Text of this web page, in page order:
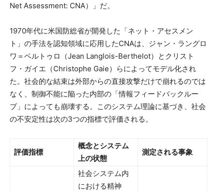
Net Assessment: CNA）」だ。
1970年代に米国防総省が開発した「ネット・アセスメン
ト」の手法を認知領域に応用したCNAは、ジャン・ラングロ
ワ＝ベルトゥロ（Jean Langlois-Berthelot）とクリスト
フ・ガイエ（Christophe Gaie）らによってモデル化され
た。社会的な結束は外部からの直接攻撃だけで崩れるのでは
なく、制御不能に陥った内部の「情報フィードバックルー
プ」によっても崩壊する。このシステム理論に基づき、社会
の不安定性は次の3つの指標で評価される。
評価指標
概念とシステム
上の状態
測定される事象
社会システム内
における精神